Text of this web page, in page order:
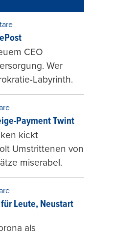
CEO
Wer
Labyrinth.
Payment Twint
kickt
Umstrittenen von
miserabel.
Leute, Neustart
als